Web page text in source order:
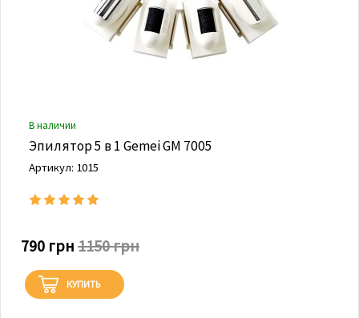
В наличии
Эпилятор 5 в 1 Gemei GM 7005
Артикул: 1015
790 грн 1150 грн
КУПИТЬ